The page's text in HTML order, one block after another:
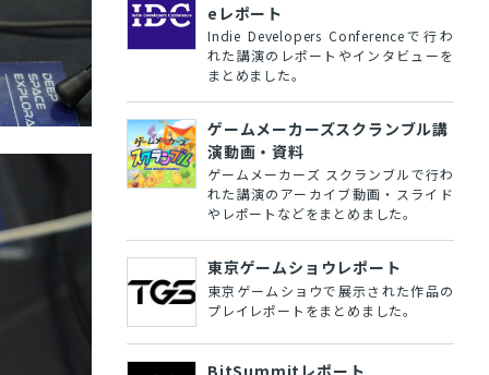
eレポート
Indie Developers Conferenceで行わ
れた講演のレポートやインタビューを
まとめました。
ゲームメーカーズスクランブル講
演動画・資料
ゲームメーカーズ スクランブルで行わ
れた講演のアーカイブ動画・スライド
やレポートなどをまとめました。
東京ゲームショウレポート
東京ゲームショウで展示された作品の
プレイレポートをまとめました。
BitSummitレポート